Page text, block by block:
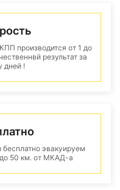
производится от 1 до
результат за
дней !
эвакуируем
50 км. от МКАД-а